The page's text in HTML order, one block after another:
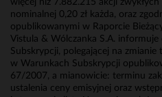
więcej niż 7.882.215 akcji
nominalnej 0,20 zł każda, oraz
opublikowanymi w Raporcie
Vistula & Wólczanka S.A.
Subskrypcji, polegającej na
w Warunkach Subskrypcji
67/2007, a mianowicie: terminu
ustalenia ceny emisyjnej oraz